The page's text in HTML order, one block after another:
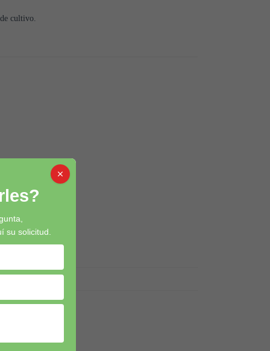
cultivo.
su solicitud.